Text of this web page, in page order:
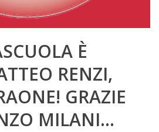
È
RENZI,
GRAZIE
MILANI…